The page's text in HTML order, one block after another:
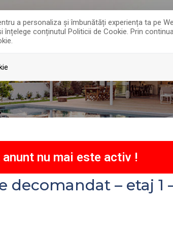
a personaliza și îmbunătăți experiența ta pe
conținutul Politicii de Cookie. Prin
nu mai este activ !
– etaj 1